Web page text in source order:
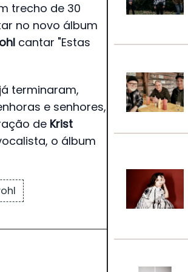
trecho de 30
no novo álbum
cantar "Estas
terminaram,
e senhores,
de Krist
o álbum